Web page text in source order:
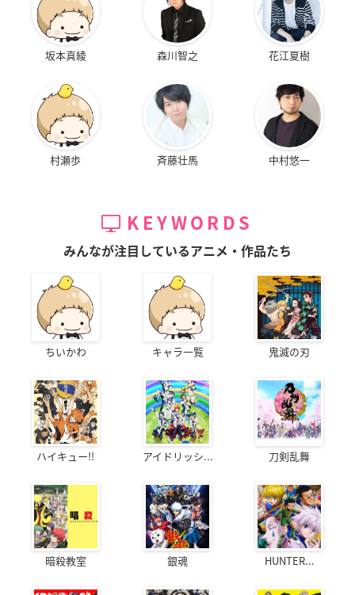
坂本真綾 森川智之 花江夏樹
村瀬歩 斉藤壮馬 中村悠一
KEYWORDS
みんなが注目しているアニメ・作品たち
ちいかわ キャラ一覧 鬼滅の刃
ハイキュー!! アイドリッシ... 刀剣乱舞
暗殺教室 銀魂 HUNTER...